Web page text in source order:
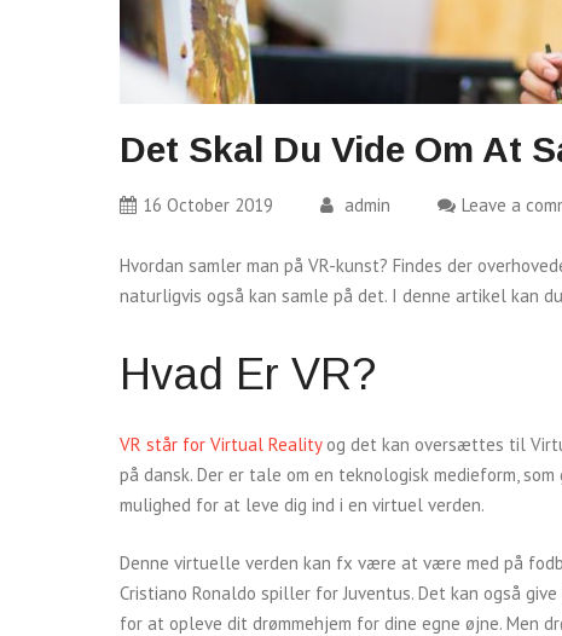
Det Skal Du Vide Om At
16 October 2019 admin Leave a
Hvordan samler man på VR-kunst? Findes der
naturligvis også kan samle på det. I denne artikel kan
Hvad Er VR?
VR står for Virtual Realityog det kan oversættes til
på dansk. Der er tale om en teknologisk medieform, som
mulighed for at leve dig ind i en virtuel verden.
Denne virtuelle verden kan fx være at være med på
Cristiano Ronaldo spiller for Juventus. Det kan også
for at opleve dit drømmehjem for dine egne øjne. Men